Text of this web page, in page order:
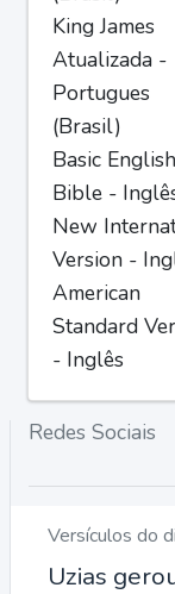
King James
Atualizada -
Portugues
(Brasil)
Basic English
Bible -
New
Version -
American
Standard
- Inglês
Redes Sociais
Versículos do
Uzias